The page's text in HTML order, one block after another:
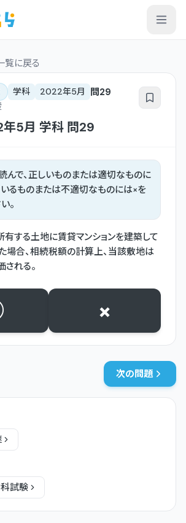
覧に戻る
学科 2022年5月 問29
5月 学科 問29
んで、正しいものまたは適切なものに
るものまたは不適切なものには×を
。
有する土地に賃貸マンションを建築して
場合、相続税額の計算上、当該敷地は
れる。
×
次の問題
試験